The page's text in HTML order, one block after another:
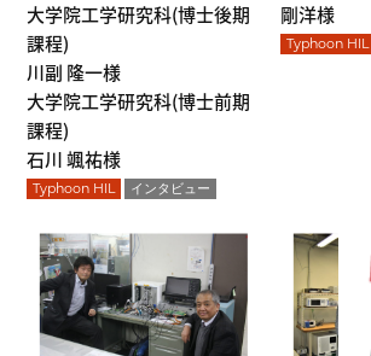
大学院工学研究科(博士後期
課程)
川副 隆一様
大学院工学研究科(博士前期
課程)
石川 颯祐様
Typhoon HIL インタビュー
剛洋様
Typhoon HIL